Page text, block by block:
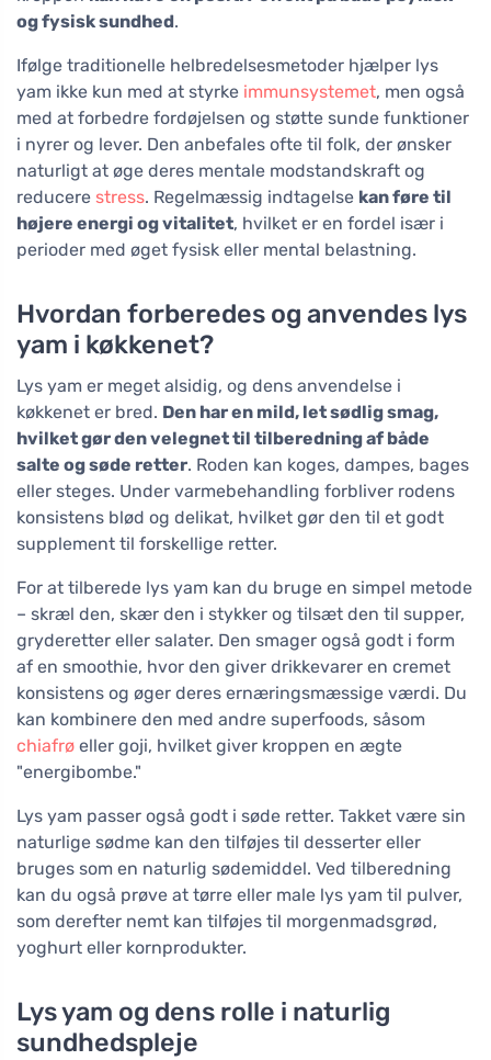
og fysisk sundhed.
Ifølge traditionelle helbredelsesmetoder hjælper lys
yam ikke kun med at styrke immunsystemet, men også
med at forbedre fordøjelsen og støtte sunde funktioner
i nyrer og lever. Den anbefales ofte til folk, der ønsker
naturligt at øge deres mentale modstandskraft og
reducere stress. Regelmæssig indtagelse kan føre til
højere energi og vitalitet, hvilket er en fordel især i
perioder med øget fysisk eller mental belastning.
Hvordan forberedes og anvendes lys
yam i køkkenet?
Lys yam er meget alsidig, og dens anvendelse i
køkkenet er bred. Den har en mild, let sødlig smag,
hvilket gør den velegnet til tilberedning af både
salte og søde retter. Roden kan koges, dampes, bages
eller steges. Under varmebehandling forbliver rodens
konsistens blød og delikat, hvilket gør den til et godt
supplement til forskellige retter.
For at tilberede lys yam kan du bruge en simpel metode
– skræl den, skær den i stykker og tilsæt den til supper,
gryderetter eller salater. Den smager også godt i form
af en smoothie, hvor den giver drikkevarer en cremet
konsistens og øger deres ernæringsmæssige værdi. Du
kan kombinere den med andre superfoods, såsom
chiafrø eller goji, hvilket giver kroppen en ægte
"energibombe."
Lys yam passer også godt i søde retter. Takket være sin
naturlige sødme kan den tilføjes til desserter eller
bruges som en naturlig sødemiddel. Ved tilberedning
kan du også prøve at tørre eller male lys yam til pulver,
som derefter nemt kan tilføjes til morgenmadsgrød,
yoghurt eller kornprodukter.
Lys yam og dens rolle i naturlig
sundhedspleje